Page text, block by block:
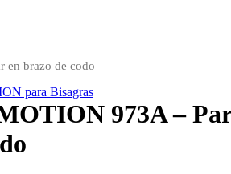
en brazo de codo
para Bisagras
973A –